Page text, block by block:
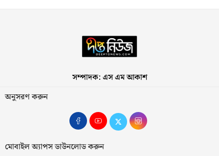
সম্পাদক: এস এম আকাশ
অনুসরণ করুন
মোবাইল অ্যাপস ডাউনলোড করুন